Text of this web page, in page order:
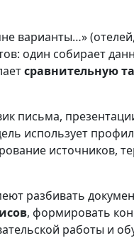
варианты…»
один собирает
сравнительную
письма,
использует
источников,
разбивать
, формировать
работы и